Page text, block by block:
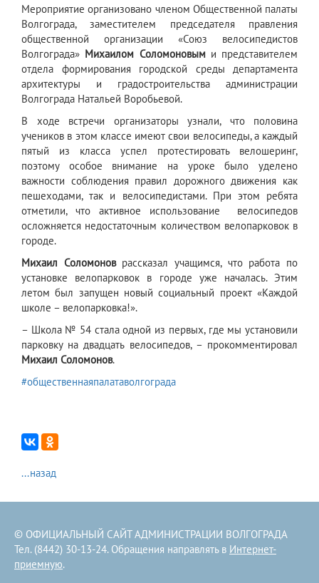
​Мероприятие организовано членом Общественной палаты
Волгограда, заместителем председателя правления
общественной организации «Союз велосипедистов
Волгограда» Михаилом Соломоновым и представителем
отдела формирования городской среды департамента
архитектуры и градостроительства администрации
Волгограда Натальей Воробьевой.
В ходе встречи организаторы узнали, что половина
учеников в этом классе имеют свои велосипеды, а каждый
пятый из класса успел протестировать велошеринг,
поэтому особое внимание на уроке было уделено
важности соблюдения правил дорожного движения как
пешеходами, так и велосипедистами. При этом ребята
отметили, что активное использование велосипедов
осложняется недостаточным количеством велопарковок в
городе.
Михаил Соломоноврассказал учащимся, что работа по
установке велопарковок в городе уже началась. Этим
летом был запущен новый социальный проект «Каждой
школе – велопарковка!».
– Школа № 54 стала одной из первых, где мы установили
парковку на двадцать велосипедов, – прокомментировал
Михаил Соломонов.
#общественнаяпалатаволгограда
...назад
© ОФИЦИАЛЬНЫЙ САЙТ АДМИНИСТРАЦИИ ВОЛГОГРАДА
Тел. (8442) 30-13-24. Обращения направлять в Интернет-
приемную.